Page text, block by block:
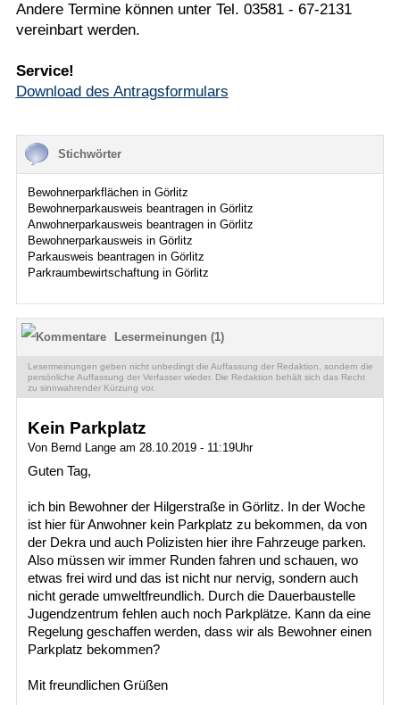
Andere Termine können unter Tel. 03581 - 67-2131
vereinbart werden.
Service!
Download des Antragsformulars
Stichwörter
Bewohnerparkflächen in Görlitz
Bewohnerparkausweis beantragen in Görlitz
Anwohnerparkausweis beantragen in Görlitz
Bewohnerparkausweis in Görlitz
Parkausweis beantragen in Görlitz
Parkraumbewirtschaftung in Görlitz
Lesermeinungen (1)
Lesermeinungen geben nicht unbedingt die Auffassung der Redaktion, sondern die
persönliche Auffassung der Verfasser wieder. Die Redaktion behält sich das Recht
zu sinnwahrender Kürzung vor.
Kein Parkplatz
Von Bernd Lange am 28.10.2019 - 11:19Uhr
Guten Tag,
ich bin Bewohner der Hilgerstraße in Görlitz. In der Woche
ist hier für Anwohner kein Parkplatz zu bekommen, da von
der Dekra und auch Polizisten hier ihre Fahrzeuge parken.
Also müssen wir immer Runden fahren und schauen, wo
etwas frei wird und das ist nicht nur nervig, sondern auch
nicht gerade umweltfreundlich. Durch die Dauerbaustelle
Jugendzentrum fehlen auch noch Parkplätze. Kann da eine
Regelung geschaffen werden, dass wir als Bewohner einen
Parkplatz bekommen?
Mit freundlichen Grüßen